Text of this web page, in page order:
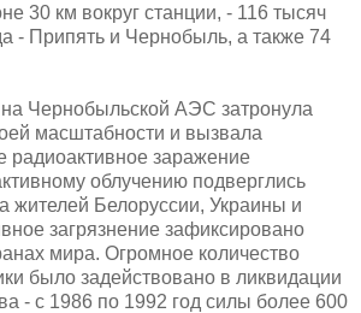
30 км вокруг станции, - 116 тысяч
- Припять и Чернобыль, а также 74
Чернобыльской АЭС затронула
масштабности и вызвала
радиоактивное заражение
облучению подверглись
жителей Белоруссии, Украины и
загрязнение зафиксировано
мира. Огромное количество
было задействовано в ликвидации
- с 1986 по 1992 год силы более 600